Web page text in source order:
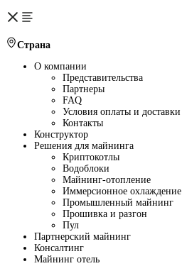
Страна
О компании
Представительства
Партнеры
FAQ
Условия оплаты и доставки
Контакты
Конструктор
Решения для майнинга
Криптокотлы
Водоблоки
Майнинг-отопление
Иммерсионное охлаждение
Промышленный майнинг
Прошивка и разгон
Пул
Партнерский майнинг
Консалтинг
Майнинг отель